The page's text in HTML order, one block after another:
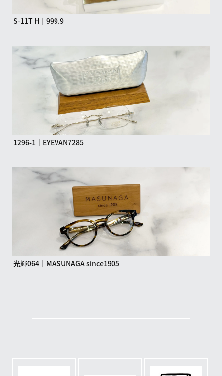
S-11T H｜999.9
1296-1｜EYEVAN7285
光輝064｜MASUNAGA since1905